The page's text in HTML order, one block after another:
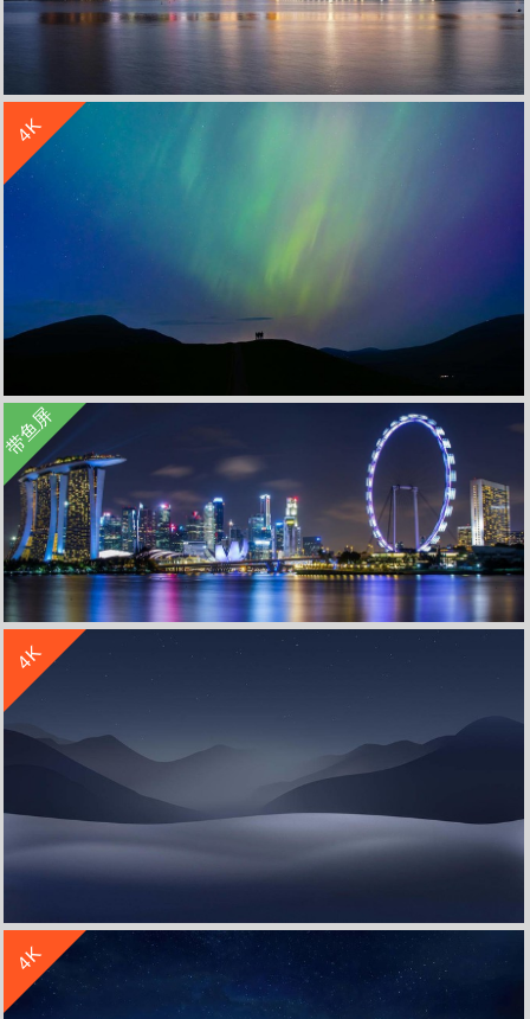
4K
收 藏
带鱼屏
立 即 下 载
4K
苹果 风景 夜晚 夜景 山脉 极简主义 星星 天空 简约 4K壁纸
立 即 下 载
收 藏
4K